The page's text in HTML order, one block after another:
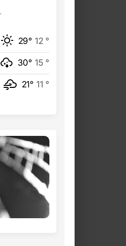
29° 12 °
30° 15 °
21° 11 °